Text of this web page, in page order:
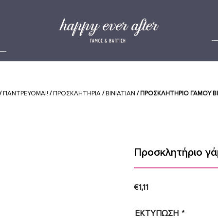
/ΠΑΝΤΡΕΥΟΜΑΙ! /ΠΡΟΣΚΛΗΤΉΡΙΑ/BINIATIAN / ΠΡΟΣΚΛΗΤΉΡΙΟ ΓΆΜΟΥ
Προσκλητήριο
€1,11
ΕΚΤΥΠΩΣΗ *